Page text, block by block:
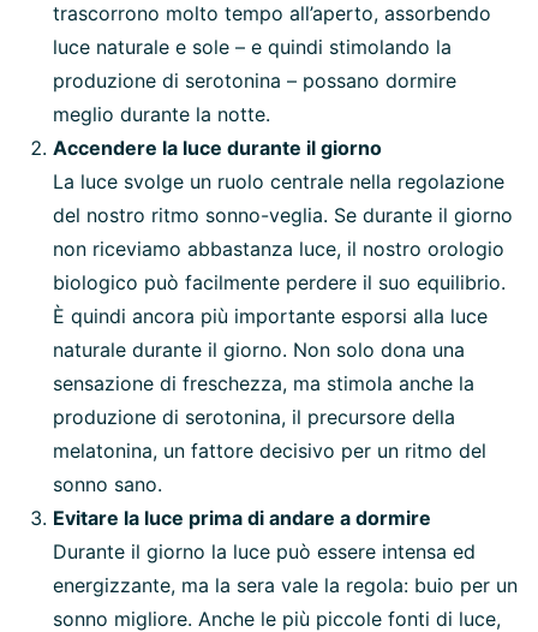
trascorrono molto tempo all’aperto, assorbendo
luce naturale e sole – e quindi stimolando la
produzione di serotonina – possano dormire
meglio durante la notte.
Accendere la luce durante il giorno
La luce svolge un ruolo centrale nella regolazione
del nostro ritmo sonno-veglia. Se durante il giorno
non riceviamo abbastanza luce, il nostro orologio
biologico può facilmente perdere il suo equilibrio.
È quindi ancora più importante esporsi alla luce
naturale durante il giorno. Non solo dona una
sensazione di freschezza, ma stimola anche la
produzione di serotonina, il precursore della
melatonina, un fattore decisivo per un ritmo del
sonno sano.
Evitare la luce prima di andare a dormire
Durante il giorno la luce può essere intensa ed
energizzante, ma la sera vale la regola: buio per un
sonno migliore. Anche le più piccole fonti di luce,